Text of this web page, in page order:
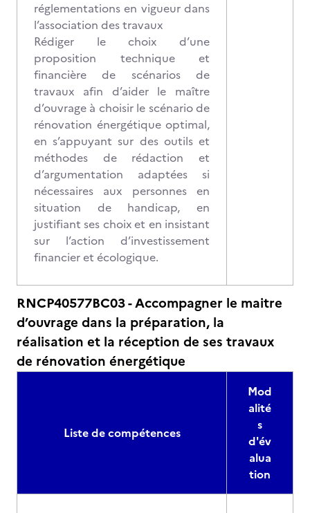
réglementations en vigueur dans
l’association des travaux
Rédiger le choix d’une
proposition technique et
financière de scénarios de
travaux afin d’aider le maître
d’ouvrage à choisir le scénario de
rénovation énergétique optimal,
en s’appuyant sur des outils et
méthodes de rédaction et
d’argumentation adaptées si
nécessaires aux personnes en
situation de handicap, en
justifiant ses choix et en insistant
sur l’action d’investissement
financier et écologique.
RNCP40577BC03 - Accompagner le maitre
d’ouvrage dans la préparation, la
réalisation et la réception de ses travaux
de rénovation énergétique
Liste de compétences
Mod
alité
s
d'év
alua
tion